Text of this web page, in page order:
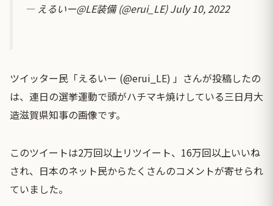
— えるいー@LE装備 (@erui_LE)July 10, 2022
ツイッター民「えるいー (@erui_LE) 」さんが投稿したの
は、連日の選挙運動で頭がハチマキ焼けしている三日月大
造滋賀県知事の画像です。
このツイートは2万回以上リツイート、16万回以上いいね
され、日本のネット民からたくさんのコメントが寄せられ
ていました。